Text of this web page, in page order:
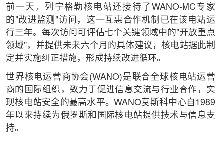
前一天，列宁格勒核电站还接待了WANO-MC专家
的"改进监测"访问，这一互惠合作机制已在该电站运
行三年。每次访问可评估七个关键领域中的"开放重点
领域"，并提供未来六个月的具体建议，核电站据此制
定并实施纠正措施，形成持续改进循环。
世界核电运营商协会(WANO)是联合全球核电站运营
商的国际组织，致力于促进信息交流与行业合作，实
现核电站安全的最高水平。WANO莫斯科中心自1989
年以来持续为俄罗斯和国际核电站提供技术与信息支
持。